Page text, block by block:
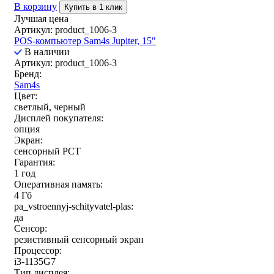
Ширина печати
Скорость печати
Скорость сканирования
Тип замка
Вид сканера
В корзину
Купить в 1 клик
Лучшая цена
Артикул: product_1006-3
POS-компьютер Sam4s Jupiter, 15″
В наличии
Артикул: product_1006-3
Бренд:
Sam4s
Цвет:
светлый, черный
Дисплей покупателя:
опция
Экран:
сенсорный РСТ
Гарантия:
1 год
Оперативная память:
4 Гб
pa_vstroennyj-schityvatel-plas:
да
Сенсор:
резистивный сенсорный экран
Процессор:
i3-1135G7